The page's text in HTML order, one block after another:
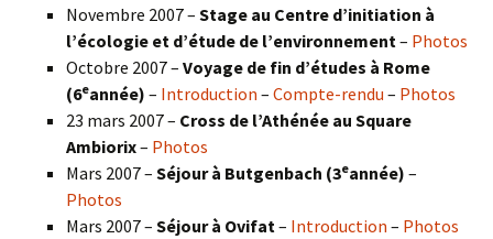
Novembre 2007 – Stage au Centre d’initiation à
l’écologie et d’étude de l’environnement – Photos
Octobre 2007 – Voyage de fin d’études à Rome
(6eannée) – Introduction – Compte-rendu – Photos
23 mars 2007 – Cross de l’Athénée au Square
Ambiorix– Photos
Mars 2007 – Séjour à Butgenbach (3eannée) –
Photos
Mars 2007 – Séjour à Ovifat – Introduction – Photos